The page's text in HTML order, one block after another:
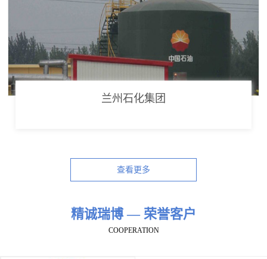
兰州石化集团
查看更多
精诚瑞博 — 荣誉客户
COOPERATION